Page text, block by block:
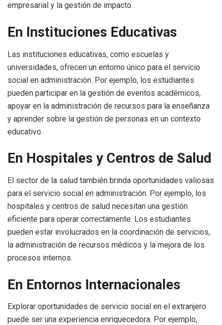
empresarial y la gestión de impacto.
En Instituciones Educativas
Las instituciones educativas, como escuelas y
universidades, ofrecen un entorno único para el servicio
social en administración. Por ejemplo, los estudiantes
pueden participar en la gestión de eventos académicos,
apoyar en la administración de recursos para la enseñanza
y aprender sobre la gestión de personas en un contexto
educativo.
En Hospitales y Centros de Salud
El sector de la salud también brinda oportunidades valiosas
para el servicio social en administración. Por ejemplo, los
hospitales y centros de salud necesitan una gestión
eficiente para operar correctamente. Los estudiantes
pueden estar involucrados en la coordinación de servicios,
la administración de recursos médicos y la mejora de los
procesos internos.
En Entornos Internacionales
Explorar oportunidades de servicio social en el extranjero
puede ser una experiencia enriquecedora. Por ejemplo,